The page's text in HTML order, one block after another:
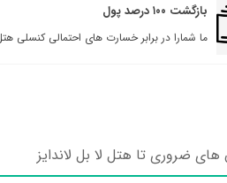
بازگشت ۱۰۰ درصد پول
ما شمارا در برابر خسارت های احتمالی کنسلی
ضروری تا هتل لا بل لاندایز